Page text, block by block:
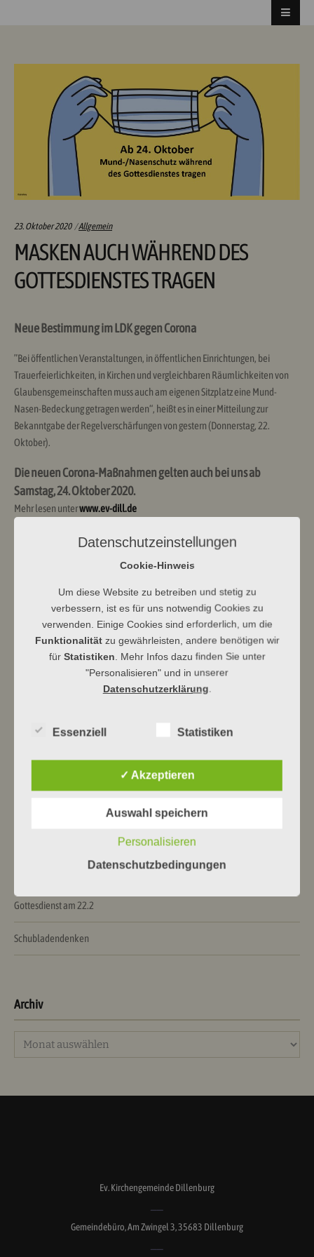
23. Oktober 2020 Categories:
Allgemein
MASKEN AUCH WÄHREND DES
GOTTESDIENSTES TRAGEN
Neue Bestimmung im LDK gegen Corona
”Bei öffentlichen Veranstaltungen, in öffentlichen Einrichtungen, bei
Trauerfeierlichkeiten, in Kirchen und vergleichbaren Räumlichkeiten von
Glaubensgemeinschaften muss auch am eigenen Sitzplatz eine Mund-
Nasen-Bedeckung getragen werden“, heißt es in einer Mitteilung zur
Bekanntgabe der Regelverschärfungen von gestern (Donnerstag, 22.
Oktober).
Die neuen Corona-Maßnahmen gelten auch bei uns ab
Samstag, 24. Oktober 2020.
Mehr lesen unterwww.ev-dill.de
Ev Kirchengemeinde Dbg
Neueste Beiträge
Himmelhoch jauchzend …
Gottesdienst am 22.2
Schubladendenken
Archiv
Archiv
Ev. Kirchengemeinde Dillenburg
Gemeindebüro, Am Zwingel 3, 35683 Dillenburg
Datenschutzeinstellungen
Cookie-Hinweis
Um diese Website zu betreiben und stetig zu
verbessern, ist es für uns notwendig Cookies zu
verwenden. Einige Cookies sind erforderlich, um die
Funktionalitätzu gewährleisten, andere benötigen wir
für Statistiken . Mehr Infos dazu finden Sie unter
"Personalisieren" und in unserer
Datenschutzerklärung.
Essenziell Statistiken
✓ Akzeptieren
Auswahl speichern
Personalisieren
Datenschutzbedingungen